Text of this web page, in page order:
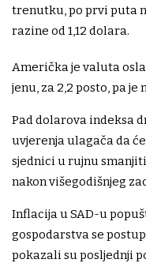
trenutku, po prvi puta
razine od 1,12 dolara.
Američka je valuta
jenu, za 2,2 posto, pa je
Pad dolarova indeksa
uvjerenja ulagača da
sjednici u rujnu
nakon višegodišnjeg
Inflacija u SAD-u
gospodarstva se
pokazali su posljednji